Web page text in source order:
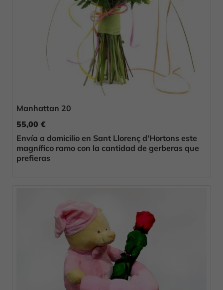
Manhattan 20
55,00 €
Envía a domicilio en Sant Llorenç d'Hortons este
magnífico ramo con la cantidad de gerberas que
prefieras